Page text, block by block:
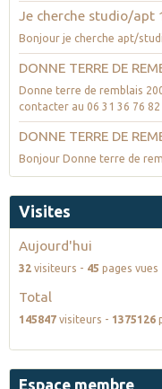
Je cherche studio/apt
Bonjour je cherche apt/
DONNE TERRE DE
Donne terre de remblais
contacter au 06 31 36 76 82
DONNE TERRE DE
Bonjour Donne terre de
Visites
Aujourd'hui
32 visiteurs - 45 pages vues
Total
145847 visiteurs - 1375126
Espace membre